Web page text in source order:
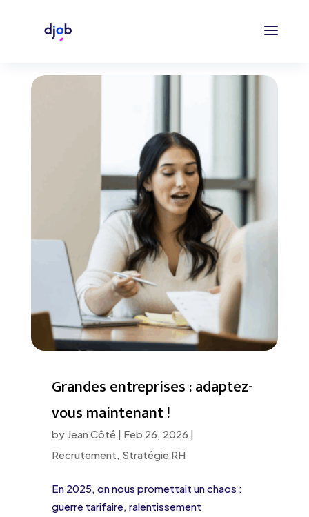
Grandes entreprises : adaptez-
vous maintenant !
by Jean Côté | Feb 26, 2026 |
Recrutement, Stratégie RH
En 2025, on nous promettait un chaos :
guerre tarifaire, ralentissement